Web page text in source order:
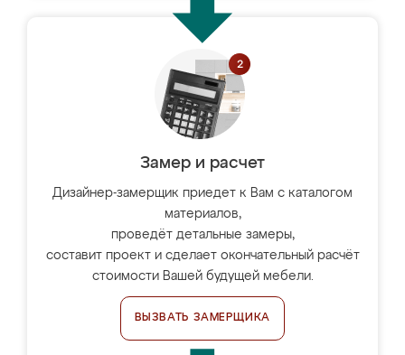
Замер и расчет
Дизайнер-замерщик приедет к Вам с каталогом
материалов,
проведёт детальные замеры,
составит проект и сделает окончательный расчёт
стоимости Вашей будущей мебели.
ВЫЗВАТЬ ЗАМЕРЩИКА